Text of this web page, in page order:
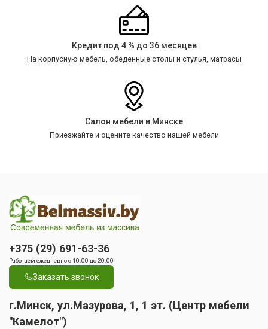
Кредит под 4 % до 36 месяцев
На корпусную мебель, обеденные столы и стулья, матрасы
Салон мебели в Минске
Приезжайте и оцените качество нашей мебели
+375 (29) 691-63-36
Работаем ежедневно с 10.00 до 20.00
Заказать звонок
г.Минск, ул.Мазурова, 1, 1 эт. (Центр мебели
"Камелот")